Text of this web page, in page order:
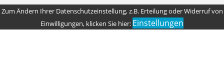
Zum Ändern Ihrer Datenschutzeinstellung, z.B. Erteilung oder Widerruf von
Einwilligungen, klicken Sie hier: Einstellungen